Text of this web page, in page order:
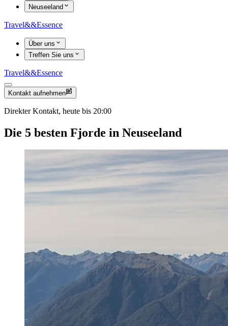
Neuseeland
Travel&&Essence
Über uns
Treffen Sie uns
Travel&&Essence
Kontakt aufnehmen
Direkter Kontakt, heute bis 20:00
Die 5 besten Fjorde in Neuseeland